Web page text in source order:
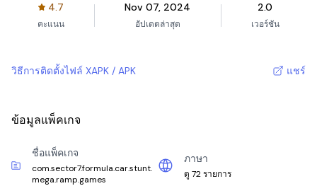
4.7
คะแนน
Nov 07, 2024
อัปเดตล่าสุด
2.0
เวอร์ชัน
วิธีการติดตั้งไฟล์ XAPK / APK แชร์
ข้อมูลแพ็คเกจ
ชื่อแพ็คเกจ
com.sector7.formula.car.stunt.
mega.ramp.games
ภาษา
ดู 72 รายการ